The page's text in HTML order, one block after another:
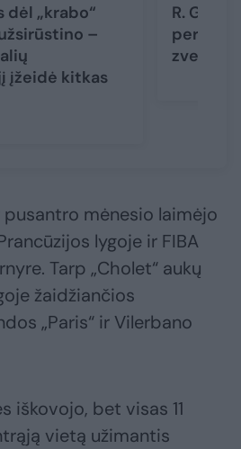
dėl „krabo“
–
įžeidė kitkas
R.
zvezda“
pusantro mėnesio laimėjo
lygoje ir FIBA
Tarp „Cholet“ aukų
žaidžiančios
„Paris“ ir Vilerbano
iškovojo, bet visas 11
vietą užimantis